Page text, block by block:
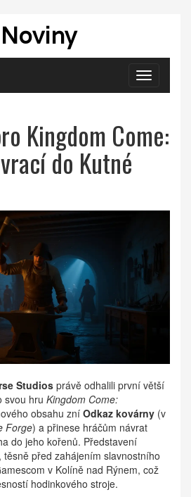
Zobrazit
navigaci
Kingdom Come:
do Kutné
Studiosprávě odhalili první větší
svou hru Kingdom Come:
obsahu zníOdkaz kovárny (v
Forge) a přinese hráčům návrat
do jeho kořenů. Představení
před zahájením slavnostního
v Kolíně nad Rýnem, což
hodinkového stroje.